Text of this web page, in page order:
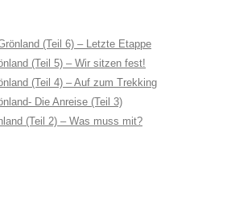
(Teil 6) – Letzte Etappe
(Teil 5) – Wir sitzen fest!
(Teil 4) – Auf zum Trekking
Die Anreise (Teil 3)
(Teil 2) – Was muss mit?